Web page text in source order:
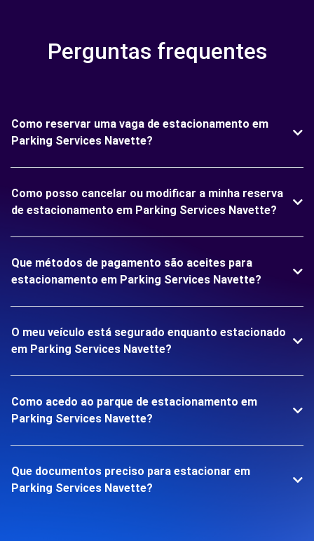
Perguntas frequentes
Como reservar uma vaga de estacionamento em
Parking Services Navette?
Como posso cancelar ou modificar a minha reserva
de estacionamento em Parking Services Navette?
Que métodos de pagamento são aceites para
estacionamento em Parking Services Navette?
O meu veículo está segurado enquanto estacionado
em Parking Services Navette?
Como acedo ao parque de estacionamento em
Parking Services Navette?
Que documentos preciso para estacionar em
Parking Services Navette?